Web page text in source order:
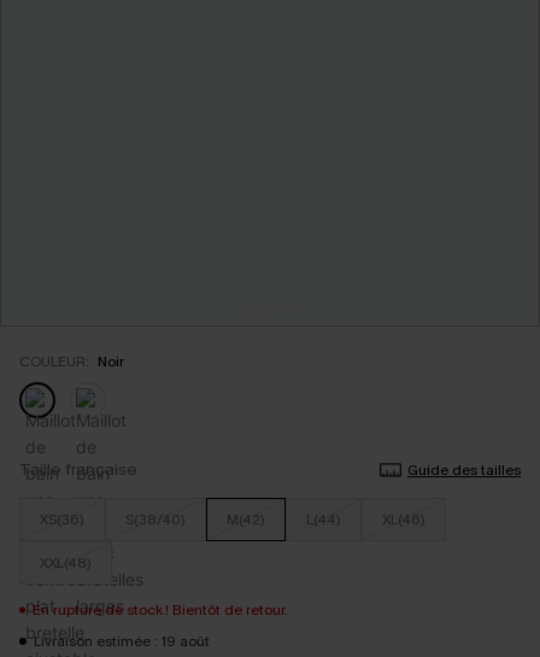
COULEUR: Noir
Taille française Guide des tailles
XS(36) S(38/40) M(42) L(44) XL(46)
XXL(48)
En rupture de stock ! Bientôt de retour.
Livraison estimée : 19 août